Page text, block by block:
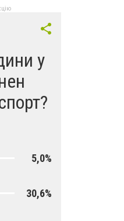
у
5,0%
30,6%